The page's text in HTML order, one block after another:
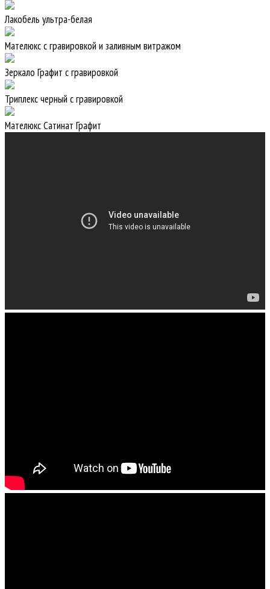
Лакобель ультра-белая
Мателюкс с гравировкой и заливным витражом
Зеркало Графит с гравировкой
Триплекс черный с гравировкой
Мателюкс Сатинат Графит